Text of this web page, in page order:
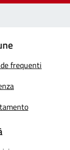
frequenti